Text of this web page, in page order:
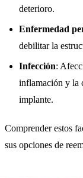
deterioro.
Enfermedad
debilitar la
Infección:
inflamación y la
implante.
Comprender estos
sus opciones de